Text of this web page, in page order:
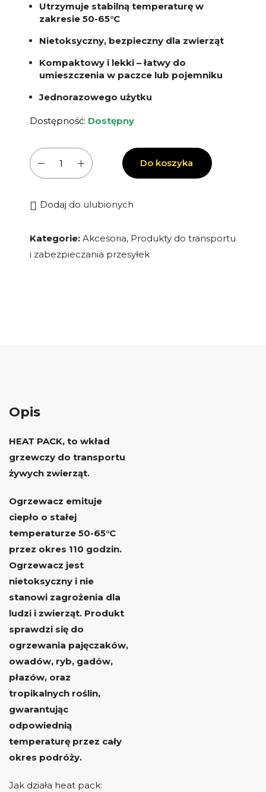
Utrzymuje stabilną temperaturę w
zakresie 50-65°C
Nietoksyczny, bezpieczny dla zwierząt
Kompaktowy i lekki – łatwy do
umieszczenia w paczce lub pojemniku
Jednorazowego użytku
Dostępność: Dostępny
Ogrzewacz
paczek
Heat
pack-
Do koszyka
Dodaj do ulubionych
Kategorie: Akcesoria, Produkty do transportu
i zabezpieczania przesyłek
Opis
HEAT PACK, to wkład
grzewczy do transportu
żywych zwierząt.
Ogrzewacz emituje
ciepło o stałej
temperaturze 50-65°C
przez okres 110 godzin.
Ogrzewacz jest
nietoksyczny i nie
stanowi zagrożenia dla
ludzi i zwierząt. Produkt
sprawdzi się do
ogrzewania pajęczaków,
owadów, ryb, gadów,
płazów, oraz
tropikalnych roślin,
gwarantując
odpowiednią
temperaturę przez cały
okres podróży.
Jak działa heat pack: